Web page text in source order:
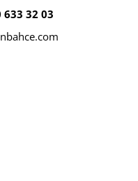
633 32 03